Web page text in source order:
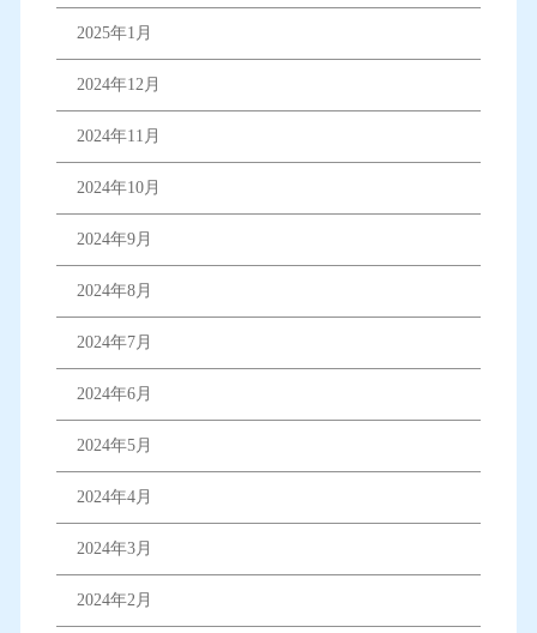
2025年1月
2024年12月
2024年11月
2024年10月
2024年9月
2024年8月
2024年7月
2024年6月
2024年5月
2024年4月
2024年3月
2024年2月